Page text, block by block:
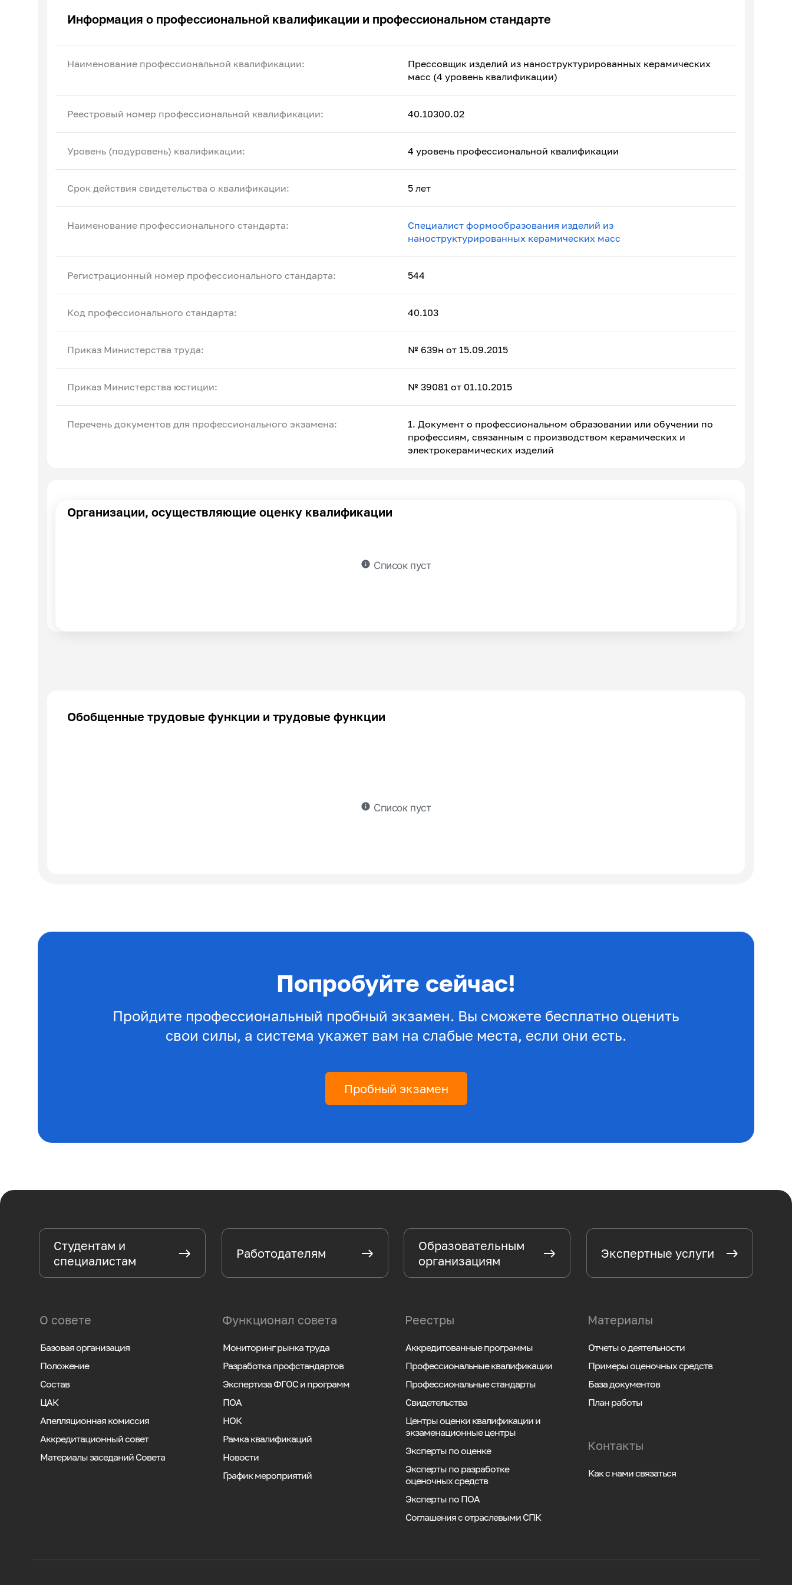
Эксперты по ПОАИнформация о профессиональной квалификации и профессиональном стандарте
Наименование профессиональной квалификации:
Прессовщик изделий из наноструктурированных керамических
масс (4 уровень квалификации)
Реестровый номер профессиональной квалификации: 40.10300.02
Уровень (подуровень) квалификации: 4 уровень профессиональной квалификации
Срок действия свидетельства о квалификации: 5 лет
Наименование профессионального стандарта:
Специалист формообразования изделий из
наноструктурированных керамических масc
Регистрационный номер профессионального стандарта: 544
Код профессионального стандарта: 40.103
Приказ Министерства труда: № 639н от 15.09.2015
Приказ Министерства юстиции: № 39081 от 01.10.2015
Перечень документов для профессионального экзамена:
1. Документ о профессиональном образовании или обучении по
профессиям, связанным с производством керамических и
электрокерамических изделий
Организации, осуществляющие оценку квалификации
info Список пуст
Обобщенные трудовые функции и трудовые функции
info Список пуст
Попробуйте сейчас!
Пройдите профессиональный пробный экзамен. Вы сможете бесплатно оценить
свои силы, а система укажет вам на слабые места, если они есть.
Пробный экзамен
Студентам и
специалистам
Работодателям
Образовательным
организациям
Экспертные услуги
О совете
Базовая организация
Положение
Состав
ЦАК
Апелляционная комиссия
Аккредитационный совет
Материалы заседаний Совета
Функционал совета
Мониторинг рынка труда
Разработка профстандартов
Экспертиза ФГОС и программ
ПОА
НОК
Рамка квалификаций
Новости
График мероприятий
Реестры
Аккредитованные программы
Профессиональные квалификации
Профессиональные стандарты
Свидетельства
Центры оценки квалификации и
экзаменационные центры
Эксперты по оценке
Эксперты по разработке
оценочных средств
Эксперты по ПОА
Соглашения с отраслевыми СПК
Материалы
Отчеты о деятельности
Примеры оценочных средств
База документов
План работы
Контакты
Как с нами связаться